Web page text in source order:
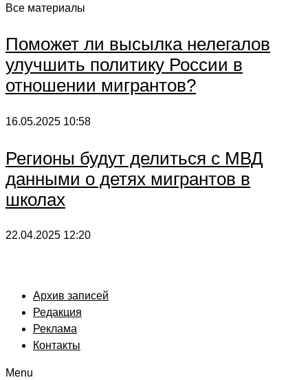
Все материалы
Поможет ли высылка нелегалов
улучшить политику России в
отношении мигрантов?
16.05.2025 10:58
Регионы будут делиться с МВД
данными о детях мигрантов в
школах
22.04.2025 12:20
Архив записей
Редакция
Реклама
Контакты
Menu